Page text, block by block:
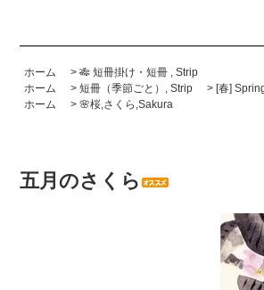
ホーム > 🎋 短冊掛け・短冊 , Strip
ホーム
> 短冊（季節ごと）, Strip > [春]
ホーム
> 🌸桜,さくら,Sakura
五月のさくら